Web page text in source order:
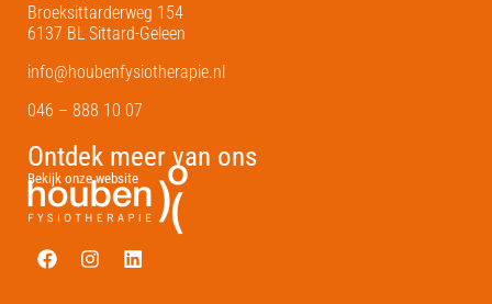
Broeksittarderweg 154
6137 BL Sittard-Geleen
info@houbenfysiotherapie.nl
046 – 888 10 07
Ontdek meer van ons
Bekijk onze website